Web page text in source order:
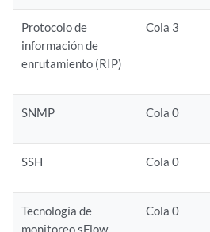
Protocolo de
información de
enrutamiento (RIP)
Cola 3
SNMP Cola 0
SSH Cola 0
Tecnología de
monitoreo sFlow
Cola 0